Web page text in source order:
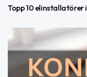
Topp 10